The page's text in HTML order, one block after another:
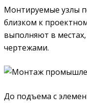
Монтируемые узлы
близком к
выполняют в
чертежами.
До подъема с